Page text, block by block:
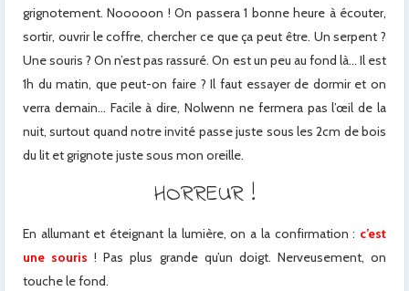
grignotement. Nooooon ! On passera 1 bonne heure à écouter,
sortir, ouvrir le coffre, chercher ce que ça peut être. Un serpent ?
Une souris ? On n’est pas rassuré. On est un peu au fond là… Il est
1h du matin, que peut-on faire ? Il faut essayer de dormir et on
verra demain… Facile à dire, Nolwenn ne fermera pas l’œil de la
nuit, surtout quand notre invité passe juste sous les 2cm de bois
du lit et grignote juste sous mon oreille.
HORREUR !
En allumant et éteignant la lumière, on a la confirmation : c’est
une souris ! Pas plus grande qu’un doigt. Nerveusement, on
touche le fond.